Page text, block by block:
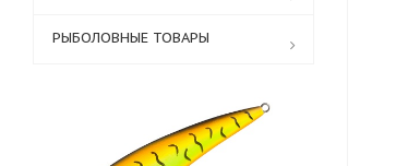
РЫБОЛОВНЫЕ ТОВАРЫ